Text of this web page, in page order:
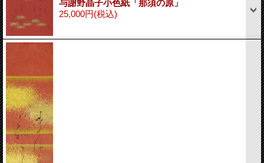
与謝野晶子小色紙「那須の原」
25,000円(税込)